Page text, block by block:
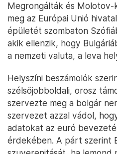
Megrongálták és
meg az Európai Unió
épületét szombaton
akik ellenzik, hogy
a nemzeti valuta, a leva
Helyszíni beszámolók
szélsőjobboldali, orosz
szervezte meg a bolgár
szervezet azzal vádol,
adatokat az euró
érdekében. A párt szerint